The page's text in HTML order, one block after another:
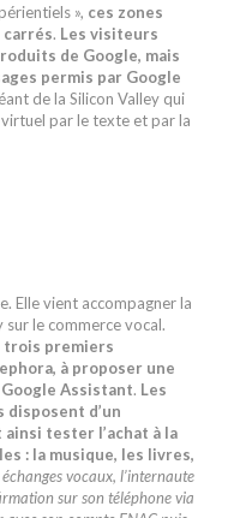
», ces zones
. Les visiteurs
de Google, mais
permis par Google
de la Silicon Valley qui
virtuel par le texte et par la
Elle vient accompagner la
le commerce vocal.
trois premiers
à proposer une
Assistant. Les
disposent d’un
tester l’achat à la
: la musique, les livres,
vocaux, l’internaute
sur son téléphone via